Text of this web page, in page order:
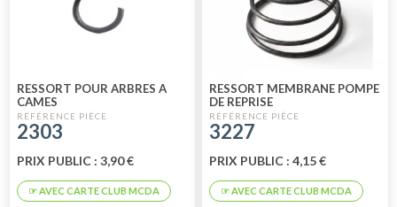
RESSORT POUR ARBRES A
CAMES
2303
PRIX PUBLIC : 3,90 €
RESSORT MEMBRANE POMPE
DE REPRISE
3227
PRIX PUBLIC : 4,15 €